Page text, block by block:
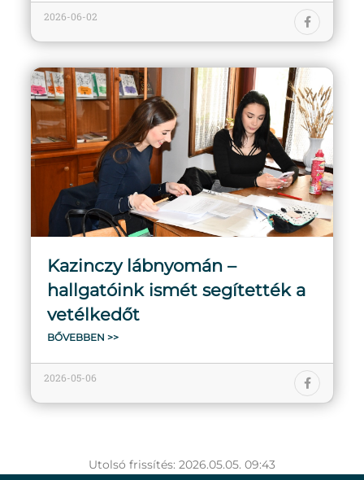
2026-06-02
Kazinczy lábnyomán –
hallgatóink ismét segítették a
vetélkedőt
BŐVEBBEN >>
2026-05-06
Utolsó frissítés: 2026.05.05. 09:43